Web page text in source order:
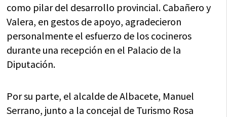
como pilar del desarrollo provincial. Cabañero y
Valera, en gestos de apoyo, agradecieron
personalmente el esfuerzo de los cocineros
durante una recepción en el Palacio de la
Diputación.
Por su parte, el alcalde de Albacete, Manuel
Serrano, junto a la concejal de Turismo Rosa